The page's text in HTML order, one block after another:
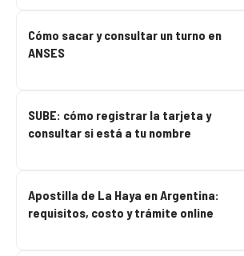
Cómo sacar y consultar un turno en
ANSES
SUBE: cómo registrar la tarjeta y
consultar si está a tu nombre
Apostilla de La Haya en Argentina:
requisitos, costo y trámite online